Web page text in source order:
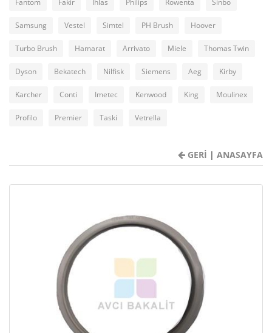
Fantom Fakir İhlas Philips Rowenta Sinbo
Samsung Vestel Simtel PH Brush Hoover
Turbo Brush Hamarat Arrivato Miele Thomas Twin
Dyson Bekatech Nilfisk Siemens Aeg Kirby
Karcher Conti Imetec Kenwood King Moulinex
Profilo Premier Taski Vetrella
GERİ | ANASAYFA